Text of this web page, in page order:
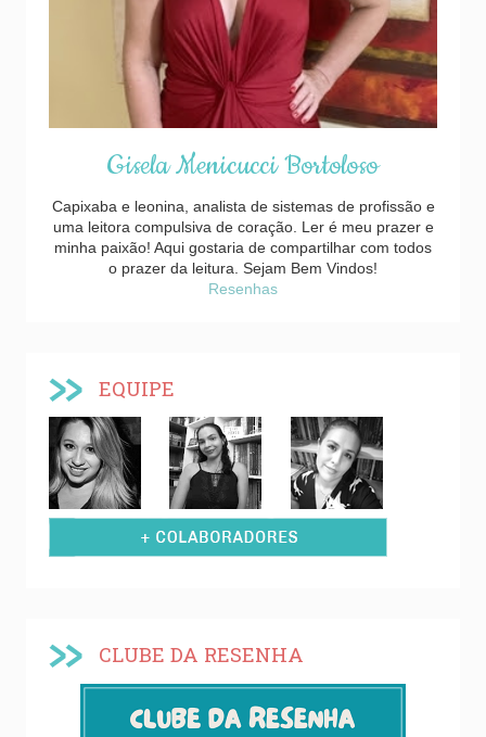
Gisela Menicucci Bortoloso
Capixaba e leonina, analista de sistemas de profissão e
uma leitora compulsiva de coração. Ler é meu prazer e
minha paixão! Aqui gostaria de compartilhar com todos
o prazer da leitura. Sejam Bem Vindos!
Resenhas
EQUIPE
CLUBE DA RESENHA